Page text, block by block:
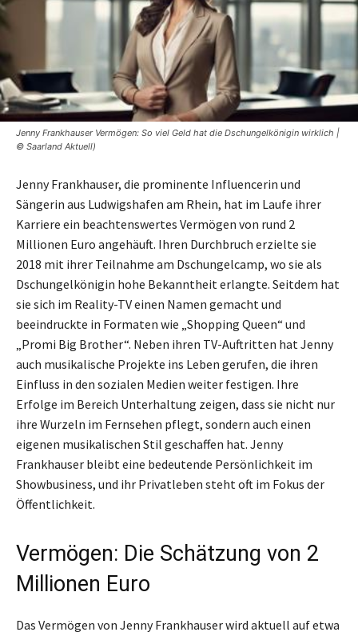
Jenny Frankhauser Vermögen: So viel Geld hat die Dschungelkönigin wirklich |
© Saarland Aktuell)
Jenny Frankhauser, die prominente Influencerin und
Sängerin aus Ludwigshafen am Rhein, hat im Laufe ihrer
Karriere ein beachtenswertes Vermögen von rund 2
Millionen Euro angehäuft. Ihren Durchbruch erzielte sie
2018 mit ihrer Teilnahme am Dschungelcamp, wo sie als
Dschungelkönigin hohe Bekanntheit erlangte. Seitdem hat
sie sich im Reality-TV einen Namen gemacht und
beeindruckte in Formaten wie „Shopping Queen“ und
„Promi Big Brother“. Neben ihren TV-Auftritten hat Jenny
auch musikalische Projekte ins Leben gerufen, die ihren
Einfluss in den sozialen Medien weiter festigen. Ihre
Erfolge im Bereich Unterhaltung zeigen, dass sie nicht nur
ihre Wurzeln im Fernsehen pflegt, sondern auch einen
eigenen musikalischen Stil geschaffen hat. Jenny
Frankhauser bleibt eine bedeutende Persönlichkeit im
Showbusiness, und ihr Privatleben steht oft im Fokus der
Öffentlichkeit.
Vermögen: Die Schätzung von 2
Millionen Euro
Das Vermögen von Jenny Frankhauser wird aktuell auf etwa